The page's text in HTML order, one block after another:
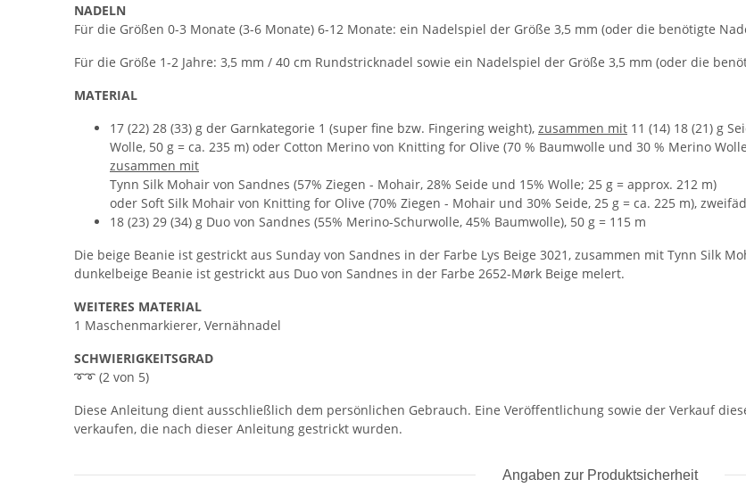
NADELN
Für die Größen 0-3 Monate (3-6 Monate) 6-12 Monate: ein Nadelspiel der Größe 3,5 mm (oder die benötigte
Für die Größe 1-2 Jahre: 3,5 mm / 40 cm Rundstricknadel sowie ein Nadelspiel der Größe 3,5 mm (oder die
MATERIAL
17 (22) 28 (33) g der Garnkategorie 1 (super fine bzw. Fingering weight), zusammen mit 11 (14) 18 (21) g
Wolle, 50 g = ca. 235 m) oder Cotton Merino von Knitting for Olive (70 % Baumwolle und 30 % Merino
zusammen mit
Tynn Silk Mohair von Sandnes (57% Ziegen - Mohair, 28% Seide und 15% Wolle; 25 g = approx. 212 m)
oder Soft Silk Mohair von Knitting for Olive (70% Ziegen - Mohair und 30% Seide, 25 g = ca. 225 m),
18 (23) 29 (34) g Duo von Sandnes (55% Merino-Schurwolle, 45% Baumwolle), 50 g = 115 m
Die beige Beanie ist gestrickt aus Sunday von Sandnes in der Farbe Lys Beige 3021, zusammen mit Tynn Silk
dunkelbeige Beanie ist gestrickt aus Duo von Sandnes in der Farbe 2652-Mørk Beige melert.
WEITERES MATERIAL
1 Maschenmarkierer, Vernähnadel
SCHWIERIGKEITSGRAD
➰➰ (2 von 5)
Diese Anleitung dient ausschließlich dem persönlichen Gebrauch. Eine Veröffentlichung sowie der Verkauf
verkaufen, die nach dieser Anleitung gestrickt wurden.
Angaben zur Produktsicherheit